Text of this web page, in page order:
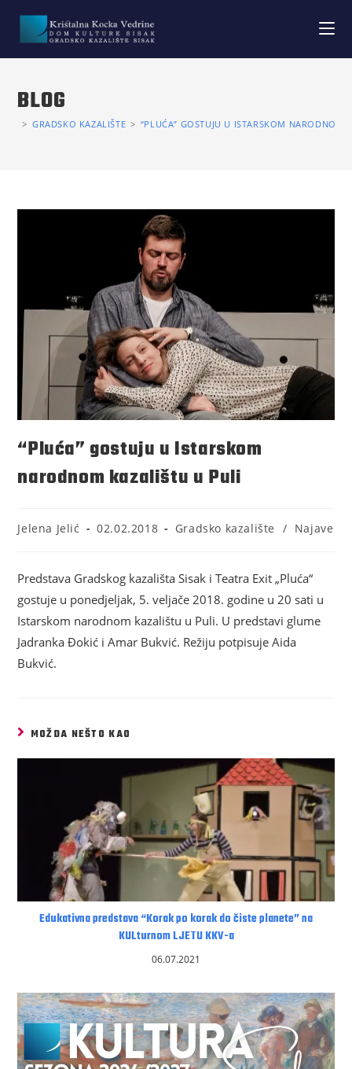
BLOG
> GRADSKO KAZALIŠTE > “PLUĆA” GOSTUJU U ISTARSKOM NARODNOM
“Pluća” gostuju u Istarskom
narodnom kazalištu u Puli
Jelena Jelić 02.02.2018 Gradsko kazalište / Najave
Predstava Gradskog kazališta Sisak i Teatra Exit „Pluća“
gostuje u ponedjeljak, 5. veljače 2018. godine u 20 sati u
Istarskom narodnom kazalištu u Puli. U predstavi glume
Jadranka Đokić i Amar Bukvić. Režiju potpisuje Aida
Bukvić.
MOŽDA NEŠTO KAO
Edukativna predstava “Korak po korak do čiste planete” na
KULturnom LJETU KKV-a
06.07.2021